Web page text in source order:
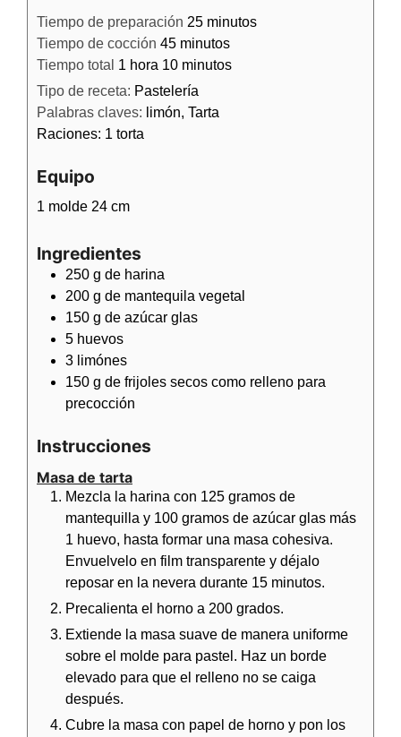
Tiempo de preparación 25 minutos
Tiempo de cocción 45 minutos
Tiempo total 1 hora 10 minutos
Tipo de receta: Pastelería
Palabras claves: limón, Tarta
Raciones: 1 torta
Equipo
1 molde 24 cm
Ingredientes
250 g de harina
200 g de mantequila vegetal
150 g de azúcar glas
5 huevos
3 limónes
150 g de frijoles secos como relleno para
precocción
Instrucciones
Masa de tarta
Mezcla la harina con 125 gramos de
mantequilla y 100 gramos de azúcar glas más
1 huevo, hasta formar una masa cohesiva.
Envuelvelo en film transparente y déjalo
reposar en la nevera durante 15 minutos.
Precalienta el horno a 200 grados.
Extiende la masa suave de manera uniforme
sobre el molde para pastel. Haz un borde
elevado para que el relleno no se caiga
después.
Cubre la masa con papel de horno y pon los